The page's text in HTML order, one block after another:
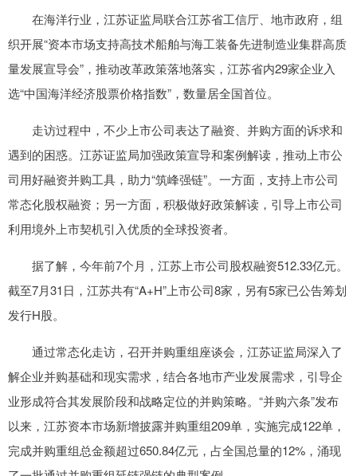
在海洋行业，江苏证监局联合江苏省工信厅、地市政府，组
织开展“资本市场支持高技术船舶与海工装备先进制造业集群高质
量发展宣导会”，推动改革政策落地落实，江苏省内29家企业入
选“中国海洋经济股票价格指数”，数量居全国首位。
走访过程中，不少上市公司表达了融资、并购方面的诉求和
遇到的困惑。江苏证监局加强政策宣导和案例解读，推动上市公
司用好融资并购工具，助力“筑峰强链”。一方面，支持上市公司
常态化股权融资；另一方面，积极做好政策解读，引导上市公司
利用境外上市契机引入优质的全球投资者。
据了解，今年前7个月，江苏上市公司股权融资512.33亿元。
截至7月31日，江苏共有“A+H”上市公司8家，另有5家已公告筹划
发行H股。
通过常态化走访，召开并购重组座谈会，江苏证监局深入了
解企业并购基础和现实需求，结合各地市产业发展需求，引导企
业形成符合其发展阶段和战略定位的并购策略。“并购六条”发布
以来，江苏资本市场新增披露并购重组209单，实施完成122单，
完成并购重组总金额超过650.84亿元，占全国总量的12%，涌现